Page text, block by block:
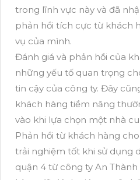
trong lĩnh vực này và đã
phản hồi tích cực từ khách
vụ của mình.
Đánh giá và phản hồi của
những yếu tố quan trọng
tin cậy của công ty. Đây
khách hàng tiềm năng
vào khi lựa chọn một nhà
Phản hồi từ khách hàng
trải nghiệm tốt khi sử dụng
quận 4 từ công ty An